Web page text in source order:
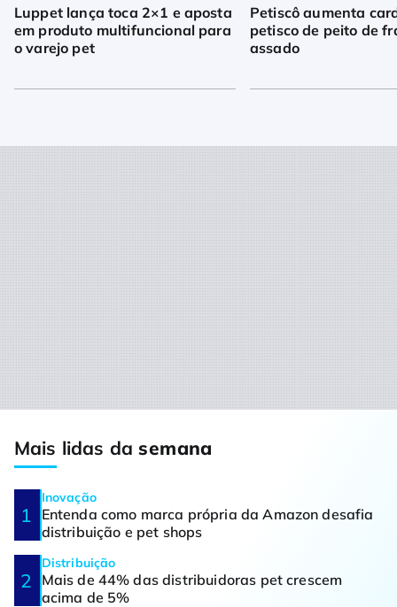
Luppet lança toca 2×1 e aposta
em produto multifuncional para
o varejo pet
Petiscô aumenta
petisco de peito de
assado
Mais lidas dasemana
Inovação
Entenda como marca própria da Amazon desafia
distribuição e pet shops
Distribuição
Mais de 44% das distribuidoras pet crescem
acima de 5%